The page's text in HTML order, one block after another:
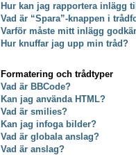
Hur kan jag rapportera inlägg
Vad är “Spara”-knappen i
Varför måste mitt inlägg
Hur knuffar jag upp min tråd?
Formatering och trådtyper
Vad är BBCode?
Kan jag använda HTML?
Vad är smilies?
Kan jag infoga bilder?
Vad är globala anslag?
Vad är anslag?